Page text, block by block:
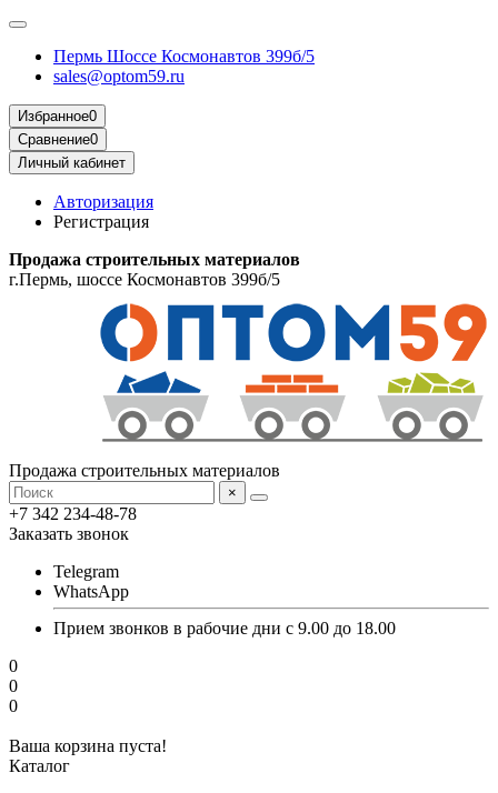
Пермь Шоссе Космонавтов 399б/5
sales@optom59.ru
Избранное0
Сравнение0
Личный кабинет
Авторизация
Регистрация
Продажа строительных материалов
г.Пермь, шоссе Космонавтов 399б/5
Продажа строительных материалов
×
+7 342 234-48-78
Заказать звонок
Telegram
WhatsApp
Прием звонков в рабочие дни с 9.00 до 18.00
0
0
0
Ваша корзина пуста!
Каталог